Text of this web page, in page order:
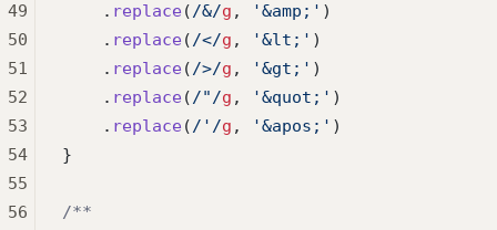
    .
replace(/&/g , '&amp;' )
    .
replace(/</g , '&lt;' )
    .
replace(/>/g , '&gt;' )
    .
replace(/"/g , '&quot;' )
    .
replace(/ ' /g , '&apos;' )
}
/**
49
50
51
52
53
54
55
56